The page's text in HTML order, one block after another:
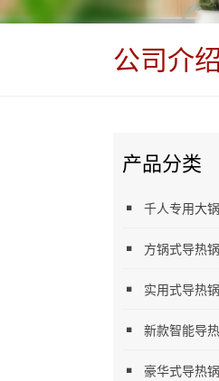
公司介绍
产品分类
千人专用大
方锅式导热锅
实用式导热锅
新款智能导
豪华式导热锅